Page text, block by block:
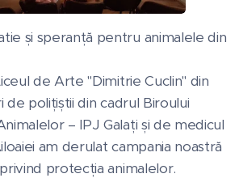
și speranță pentru animalele din
de Arte "Dimitrie Cuclin" din
de polițiștii din cadrul Biroului
– IPJ Galați și de medicul
am derulat campania noastră
protecția animalelor.